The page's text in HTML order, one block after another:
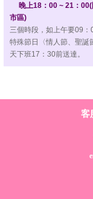
晚上18：00 ~ 21：
市區)
三個時段，如上午要09：
特殊節日〈情人節、聖誕
天下班17：30前送達。
客